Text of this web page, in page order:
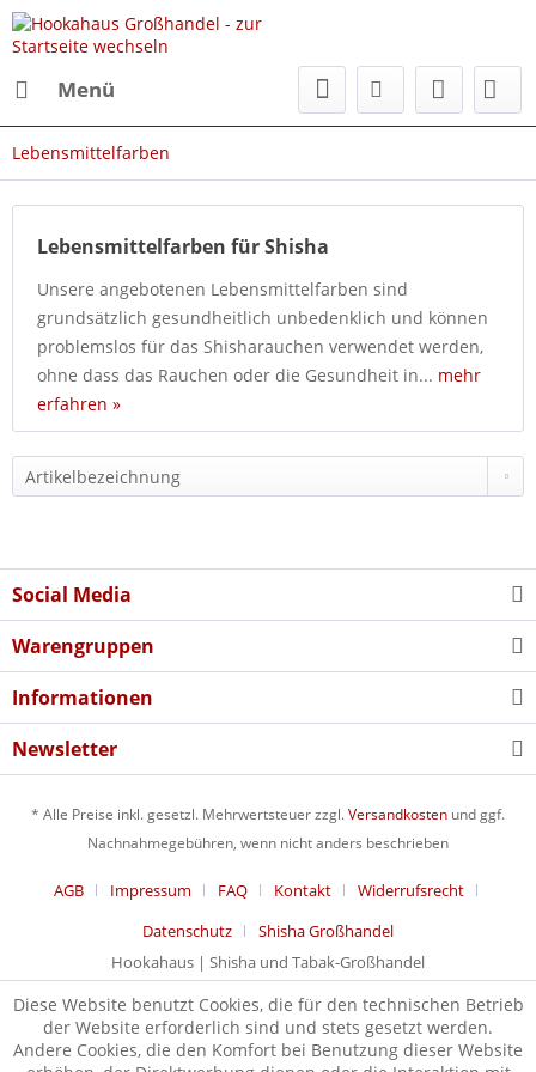
Menü
Lebensmittelfarben
Lebensmittelfarben für Shisha
Unsere angebotenen Lebensmittelfarben sind
grundsätzlich gesundheitlich unbedenklich und können
problemslos für das Shisharauchen verwendet werden,
ohne dass das Rauchen oder die Gesundheit in... mehr
erfahren »
Social Media
Warengruppen
Informationen
Newsletter
* Alle Preise inkl. gesetzl. Mehrwertsteuer zzgl.Versandkosten und ggf.
Nachnahmegebühren, wenn nicht anders beschrieben
AGB Impressum FAQ Kontakt
Widerrufsrecht
Datenschutz
Shisha Großhandel
Hookahaus | Shisha und Tabak-Großhandel
Diese Website benutzt Cookies, die für den technischen Betrieb
der Website erforderlich sind und stets gesetzt werden.
Andere Cookies, die den Komfort bei Benutzung dieser Website